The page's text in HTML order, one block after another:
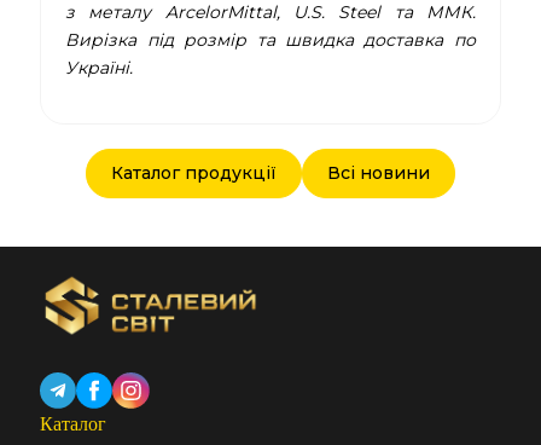
з металу ArcelorMittal, U.S. Steel та ММК.
Вирізка під розмір та швидка доставка по
Україні.
Каталог продукції Всі новини
Каталог